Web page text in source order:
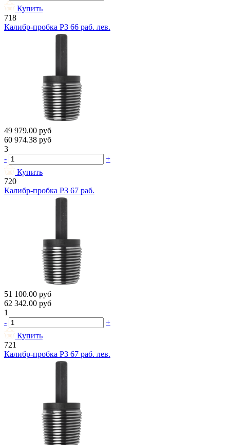
Купить
718
Калибр-пробка РЗ 66 раб. лев.
49 979.00 руб
60 974.38 руб
3
-
+
Купить
720
Калибр-пробка РЗ 67 раб.
51 100.00 руб
62 342.00 руб
1
-
+
Купить
721
Калибр-пробка РЗ 67 раб. лев.